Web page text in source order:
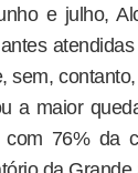
e julho,
sem,
a maior
com 76% da